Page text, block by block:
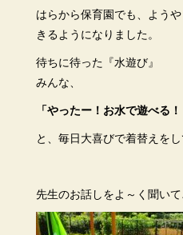
はらから保育園でも、よう
きるようになりました。
待ちに待った『水遊び』
みんな、
「やったー！お水で遊べる！
と、毎日大喜びで着替えをし
先生のお話しをよ～く聞い